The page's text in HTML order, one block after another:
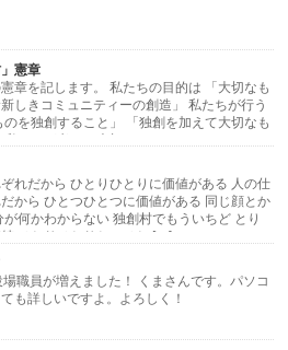
憲章
章を記します。 私たちの目的は 「大切なも
しきコミュニティーの創造」 私たちが行う
を独創すること」 「独創を加えて大切なも
れだから ひとりひとりに価値がある 人の仕
から ひとつひとつに価値がある 同じ顔とか
が何かわからない 独創村でもういちど とり
値 ひとりひとりと ひと […]
職員が増えました！ くまさんです。パソコ
も詳しいですよ。よろしく！